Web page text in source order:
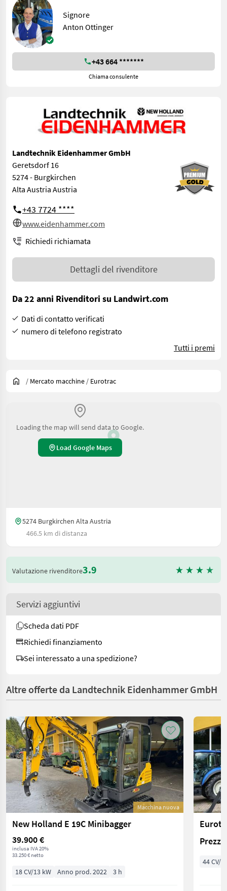
Signore
Anton Ottinger
+43 664 *******
Chiama consulente
Landtechnik Eidenhammer GmbH
Geretsdorf 16
5274 - Burgkirchen
Alta Austria Austria
+43 7724 ****
www.eidenhammer.com
Richiedi richiamata
Dettagli del rivenditore
Da 22 anni Rivenditori su Landwirt.com
Dati di contatto verificati
numero di telefono registrato
Tutti i premi
/ Mercato macchine / Eurotrac
Loading the map will send data to Google.
Load Google Maps
5274 Burgkirchen Alta Austria
466.5 km di distanza
Valutazione rivenditore3.9
Servizi aggiuntivi
Scheda dati PDF
Richiedi finanziamento
Sei interessato a una spedizione?
Altre offerte da Landtechnik Eidenhammer GmbH
Macchina nuova
New Holland E 19C Minibagger
39.900 €
inclusa IVA 20%
33.250 € netto
18 CV/13 kW Anno prod. 2022 3 h
44 CV/